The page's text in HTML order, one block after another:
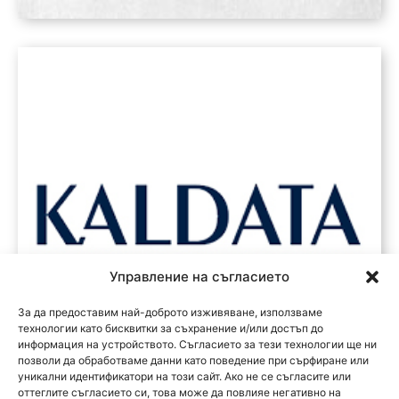
Управление на съгласието
За да предоставим най-доброто изживяване, използваме
технологии като бисквитки за съхранение и/или достъп до
информация на устройството. Съгласието за тези технологии ще ни
позволи да обработваме данни като поведение при сърфиране или
уникални идентификатори на този сайт. Ако не се съгласите или
оттеглите съгласието си, това може да повлияе негативно на